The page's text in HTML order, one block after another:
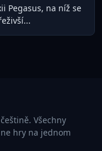
Pegasus, na níž se
Všechny
hry na jednom